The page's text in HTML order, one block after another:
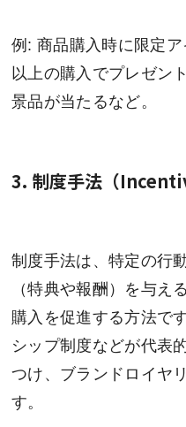
例: 商品購入時に限定
以上の購入でプレゼン
景品が当たるなど。
3. 制度手法（
制度手法は、特定の行
（特典や報酬）を与え
購入を促進する方法で
シップ制度などが代表
つけ、ブランドロイヤ
す。